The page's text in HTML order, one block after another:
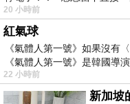
20 小時前
紅氣球
《氣體人第一號》如果沒有
《氣體人第一號》是韓國導
22 小時前
新加坡